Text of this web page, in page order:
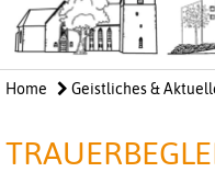
Home Geistliches &